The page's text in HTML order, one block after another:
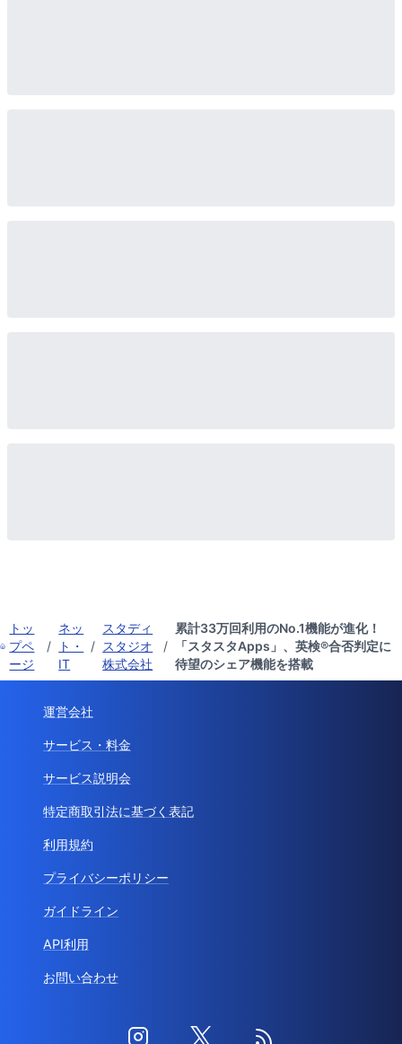
トッ
プペ
ージ
/
ネッ
ト・
IT
/
スタディ
スタジオ
株式会社
/
累計33万回利用のNo.1機能が進化！
「スタスタApps」、英検®合否判定に
待望のシェア機能を搭載
運営会社
サービス・料金
サービス説明会
特定商取引法に基づく表記
利用規約
プライバシーポリシー
ガイドライン
API利用
お問い合わせ